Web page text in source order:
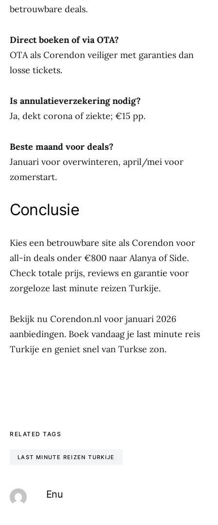
betrouwbare deals.
Direct boeken of via OTA?
OTA als Corendon veiliger met garanties dan
losse tickets.
Is annulatieverzekering nodig?
Ja, dekt corona of ziekte; €15 pp.
Beste maand voor deals?
Januari voor overwinteren, april/mei voor
zomerstart.
Conclusie
Kies een betrouwbare site als Corendon voor
all-in deals onder €800 naar Alanya of Side.
Check totale prijs, reviews en garantie voor
zorgeloze last minute reizen Turkije.
Bekijk nu Corendon.nl voor januari 2026
aanbiedingen. Boek vandaag je last minute reis
Turkije en geniet snel van Turkse zon.
RELATED TAGS
LAST MINUTE REIZEN TURKIJE
Enu